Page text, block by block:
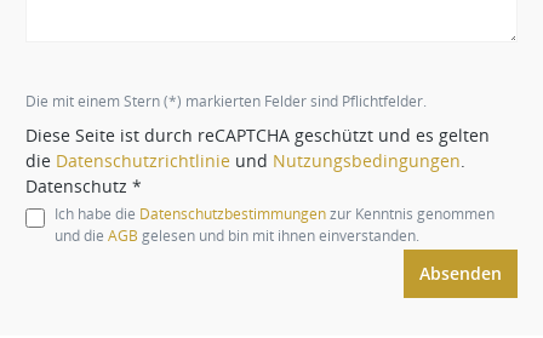
Die mit einem Stern (*) markierten Felder sind Pflichtfelder.
Diese Seite ist durch reCAPTCHA geschützt und es gelten
die Datenschutzrichtlinie und Nutzungsbedingungen.
Datenschutz *
Ich habe die Datenschutzbestimmungenzur Kenntnis genommen
und die AGB gelesen und bin mit ihnen einverstanden.
Absenden